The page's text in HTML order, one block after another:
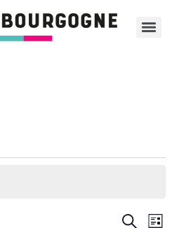
Recherche
et
Recherche
de